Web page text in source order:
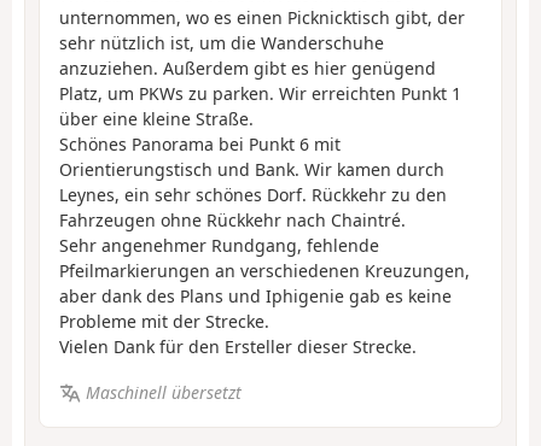
unternommen, wo es einen Picknicktisch gibt, der
sehr nützlich ist, um die Wanderschuhe
anzuziehen. Außerdem gibt es hier genügend
Platz, um PKWs zu parken. Wir erreichten Punkt 1
über eine kleine Straße.
Schönes Panorama bei Punkt 6 mit
Orientierungstisch und Bank. Wir kamen durch
Leynes, ein sehr schönes Dorf. Rückkehr zu den
Fahrzeugen ohne Rückkehr nach Chaintré.
Sehr angenehmer Rundgang, fehlende
Pfeilmarkierungen an verschiedenen Kreuzungen,
aber dank des Plans und Iphigenie gab es keine
Probleme mit der Strecke.
Vielen Dank für den Ersteller dieser Strecke.
Maschinell übersetzt